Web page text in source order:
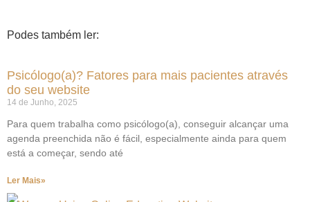
Podes também ler:
Psicólogo(a)? Fatores para mais pacientes através
do seu website
14 de Junho, 2025
Para quem trabalha como psicólogo(a), conseguir alcançar uma
agenda preenchida não é fácil, especialmente ainda para quem
está a começar, sendo até
Ler Mais»